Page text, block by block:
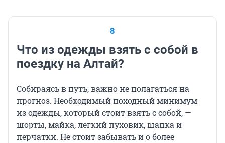
8
Что из одежды взять с собой в
поездку на Алтай?
Собираясь в путь, важно не полагаться на
прогноз. Необходимый походный минимум
из одежды, который стоит взять с собой, —
шорты, майка, легкий пуховик, шапка и
перчатки. Не стоит забывать и о более